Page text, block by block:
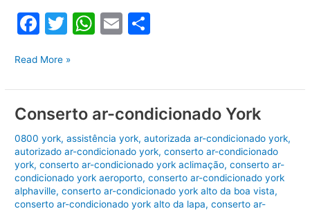
F
c
e
b
o
o
k
T
itt
er
W
s
A
p
p
E
l
e
Manutenção
ar-
condicionado
York
Read More »
Conserto ar-condicionado York
0800 york,assistência york,autorizada ar-condicionado york,
autorizado ar-condicionado york,conserto ar-condicionado
york,conserto ar-condicionado york aclimação,conserto ar-
condicionado york aeroporto,conserto ar-condicionado york
alphaville,conserto ar-condicionado york alto da boa vista,
conserto ar-condicionado york alto da lapa,conserto ar-